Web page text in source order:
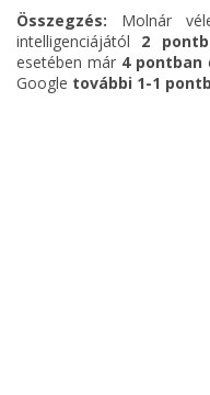
Összegzés: Molnár
intelligenciájától 2
esetében már 4 pontban
Google további 1-1